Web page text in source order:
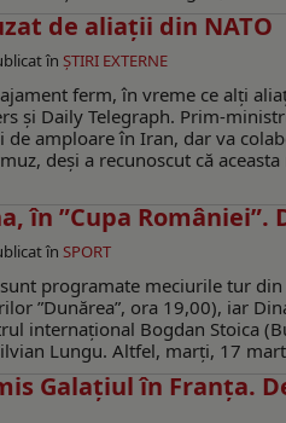
de aliații din NATO
în ŞTIRI EXTERNE
ferm, în vreme ce alți
și Daily Telegraph. Prim-
amploare în Iran, dar va
deși a recunoscut că
în ”Cupa
în SPORT
programate meciurile tur
”Dunărea”, ora 19,00), iar
internațional Bogdan Stoica
Lungu. Altfel, marți, 17
Galaţiul în Franţa.